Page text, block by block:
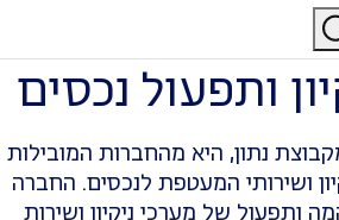
שירות לנכסים
נכסים
היא מהחברות המובילות
המעטפת לנכסים. החברה
של מערכי ניקיון ושירות